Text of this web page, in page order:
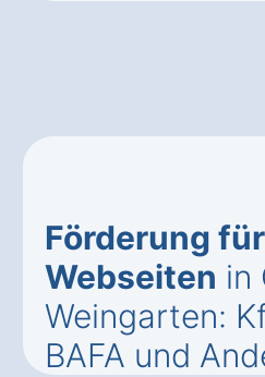
Förderung für
Webseiten in
Weingarten:
BAFA und